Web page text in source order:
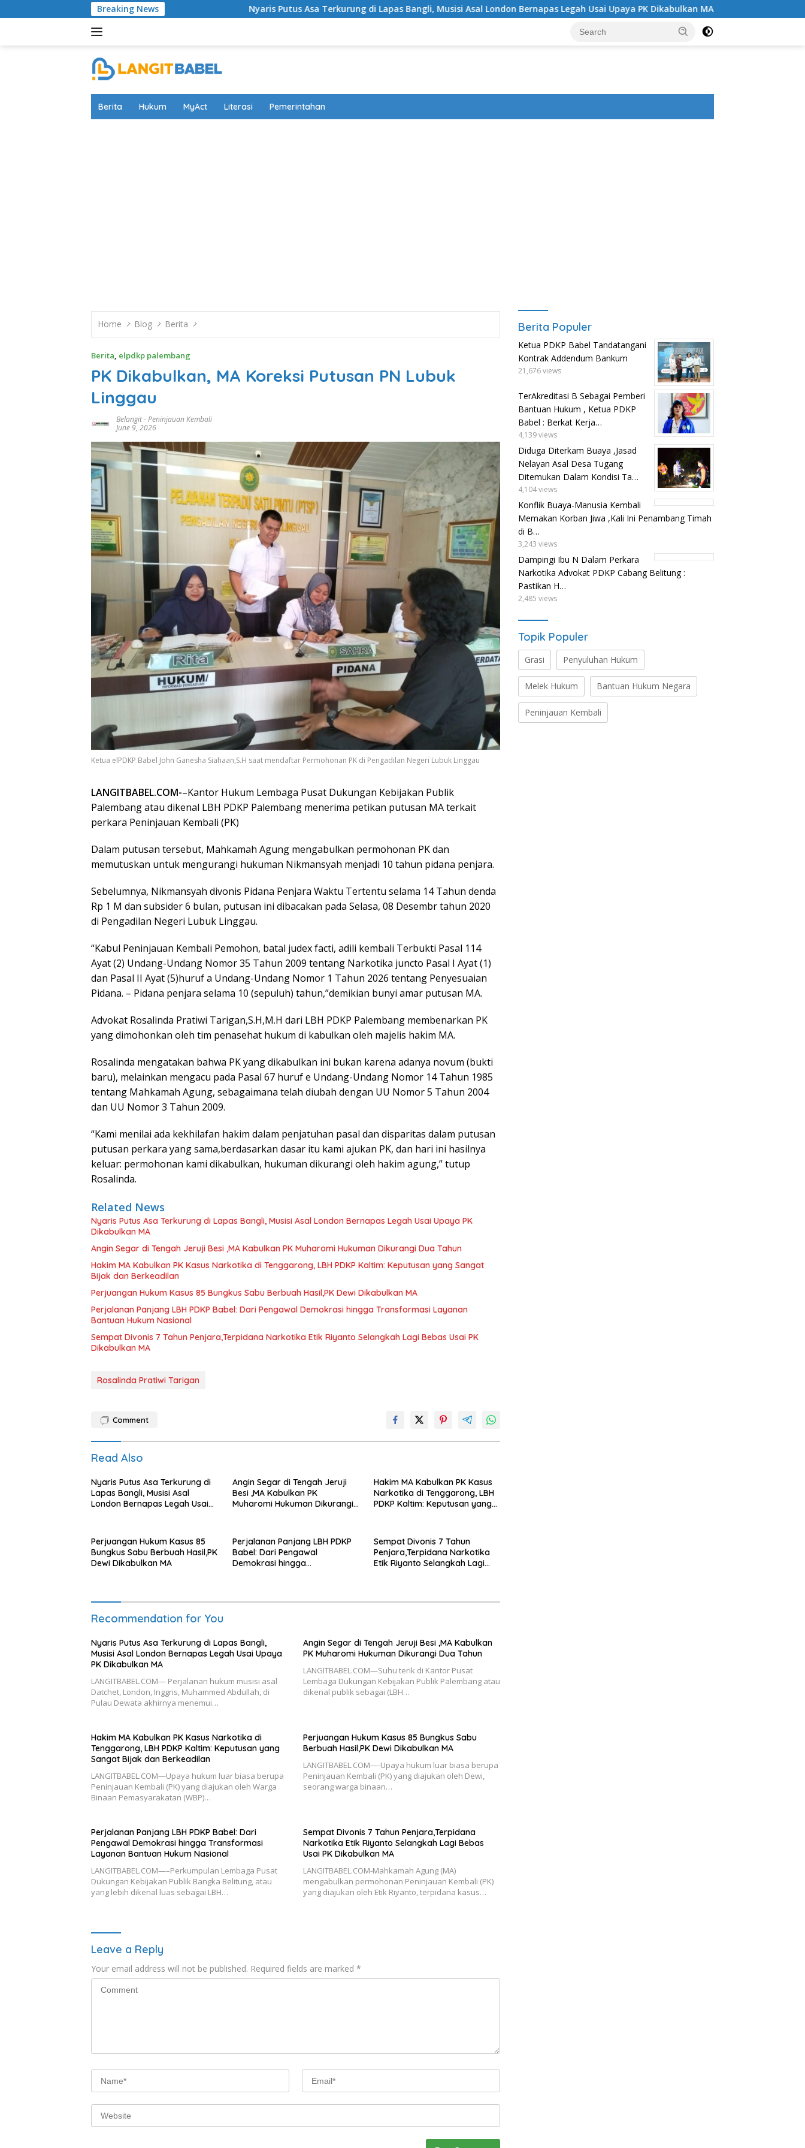
to
Breaking News Nyaris Putus Asa Terkurung di Lapas Bangli, Musisi Asal London Bernapas Legah Usai Upaya PK Dikabulkan MA Angin Segar di Tengah Jeruji
Berita Hukum MyAct Literasi Pemerintahan
Home Blog Berita
Berita, elpdkp palembang
PK Dikabulkan, MA Koreksi Putusan PN Lubuk
Linggau
Belangit-Peninjauan Kembali
June 9, 2026
Ketua elPDKP Babel John Ganesha Siahaan,S.H saat mendaftar Permohonan PK di Pengadilan Negeri Lubuk Linggau
LANGITBABEL.COM-–Kantor Hukum Lembaga Pusat Dukungan Kebijakan Publik
Palembang atau dikenal LBH PDKP Palembang menerima petikan putusan MA terkait
perkara Peninjauan Kembali (PK)
Dalam putusan tersebut, Mahkamah Agung mengabulkan permohonan PK dan
memutuskan untuk mengurangi hukuman Nikmansyah menjadi 10 tahun pidana penjara.
Sebelumnya, Nikmansyah divonis Pidana Penjara Waktu Tertentu selama 14 Tahun denda
Rp 1 M dan subsider 6 bulan, putusan ini dibacakan pada Selasa, 08 Desembr tahun 2020
di Pengadilan Negeri Lubuk Linggau.
“Kabul Peninjauan Kembali Pemohon, batal judex facti, adili kembali Terbukti Pasal 114
Ayat (2) Undang-Undang Nomor 35 Tahun 2009 tentang Narkotika juncto Pasal I Ayat (1)
dan Pasal II Ayat (5)huruf a Undang-Undang Nomor 1 Tahun 2026 tentang Penyesuaian
Pidana. – Pidana penjara selama 10 (sepuluh) tahun,”demikian bunyi amar putusan MA.
Advokat Rosalinda Pratiwi Tarigan,S.H,M.H dari LBH PDKP Palembang membenarkan PK
yang dimohonkan oleh tim penasehat hukum di kabulkan oleh majelis hakim MA.
‎Rosalinda mengatakan bahwa PK yang dikabulkan ini bukan karena adanya novum (bukti
baru), melainkan mengacu pada Pasal 67 huruf e Undang-Undang Nomor 14 Tahun 1985
tentang Mahkamah Agung, sebagaimana telah diubah dengan UU Nomor 5 Tahun 2004
dan UU Nomor 3 Tahun 2009.
“Kami menilai ada kekhilafan hakim dalam penjatuhan pasal dan disparitas dalam putusan
putusan perkara yang sama,berdasarkan dasar itu kami ajukan PK, dan hari ini hasilnya
keluar: permohonan kami dikabulkan, hukuman dikurangi oleh hakim agung,” tutup
Rosalinda.
Related News
Nyaris Putus Asa Terkurung di Lapas Bangli, Musisi Asal London Bernapas Legah Usai Upaya PK
Dikabulkan MA
Angin Segar di Tengah Jeruji Besi ,MA Kabulkan PK Muharomi Hukuman Dikurangi Dua Tahun
Hakim MA Kabulkan PK Kasus Narkotika di Tenggarong, LBH PDKP Kaltim: Keputusan yang Sangat
Bijak dan Berkeadilan
Perjuangan Hukum Kasus 85 Bungkus Sabu Berbuah Hasil,PK Dewi Dikabulkan MA
Perjalanan Panjang LBH PDKP Babel: Dari Pengawal Demokrasi hingga Transformasi Layanan
Bantuan Hukum Nasional
Sempat Divonis 7 Tahun Penjara,Terpidana Narkotika Etik Riyanto Selangkah Lagi Bebas Usai PK
Dikabulkan MA
Rosalinda Pratiwi Tarigan
Comment
Read Also
Nyaris Putus Asa Terkurung di
Lapas Bangli, Musisi Asal
London Bernapas Legah Usai
Angin Segar di Tengah Jeruji
Besi ,MA Kabulkan PK
Muharomi Hukuman Dikurangi
Hakim MA Kabulkan PK Kasus
Narkotika di Tenggarong, LBH
PDKP Kaltim: Keputusan yang
Perjuangan Hukum Kasus 85
Bungkus Sabu Berbuah Hasil,PK
Dewi Dikabulkan MA
Perjalanan Panjang LBH PDKP
Babel: Dari Pengawal
Demokrasi hingga
Sempat Divonis 7 Tahun
Penjara,Terpidana Narkotika
Etik Riyanto Selangkah Lagi
Recommendation for You
Nyaris Putus Asa Terkurung di Lapas Bangli,
Musisi Asal London Bernapas Legah Usai Upaya
PK Dikabulkan MA
LANGITBABEL.COM— Perjalanan hukum musisi asal
Datchet, London, Inggris, Muhammed Abdullah, di
Pulau Dewata akhirnya menemui…
Angin Segar di Tengah Jeruji Besi ,MA Kabulkan
PK Muharomi Hukuman Dikurangi Dua Tahun
LANGITBABEL.COM—Suhu terik di Kantor Pusat
Lembaga Dukungan Kebijakan Publik Palembang atau
dikenal publik sebagai (LBH…
Hakim MA Kabulkan PK Kasus Narkotika di
Tenggarong, LBH PDKP Kaltim: Keputusan yang
Sangat Bijak dan Berkeadilan
LANGITBABEL.COM—Upaya hukum luar biasa berupa
Peninjauan Kembali (PK) yang diajukan oleh Warga
Binaan Pemasyarakatan (WBP)…
Perjuangan Hukum Kasus 85 Bungkus Sabu
Berbuah Hasil,PK Dewi Dikabulkan MA
LANGITBABEL.COM—-Upaya hukum luar biasa berupa
Peninjauan Kembali (PK) yang diajukan oleh Dewi,
seorang warga binaan…
Perjalanan Panjang LBH PDKP Babel: Dari
Pengawal Demokrasi hingga Transformasi
Layanan Bantuan Hukum Nasional
LANGITBABEL.COM—–Perkumpulan Lembaga Pusat
Dukungan Kebijakan Publik Bangka Belitung, atau
yang lebih dikenal luas sebagai LBH…
Sempat Divonis 7 Tahun Penjara,Terpidana
Narkotika Etik Riyanto Selangkah Lagi Bebas
Usai PK Dikabulkan MA
LANGITBABEL.COM-Mahkamah Agung (MA)
mengabulkan permohonan Peninjauan Kembali (PK)
yang diajukan oleh Etik Riyanto, terpidana kasus…
Leave a Reply
Your email address will not be published. Required fields are marked *
Berita Populer
Ketua PDKP Babel Tandatangani
Kontrak Addendum Bankum
21,676 views
TerAkreditasi B Sebagai Pemberi
Bantuan Hukum , Ketua PDKP
Babel : Berkat Kerja…
4,139 views
Diduga Diterkam Buaya ,Jasad
Nelayan Asal Desa Tugang
Ditemukan Dalam Kondisi Ta…
4,104 views
Konflik Buaya-Manusia Kembali
Memakan Korban Jiwa ,Kali Ini Penambang Timah
di B…
3,243 views
Dampingi Ibu N Dalam Perkara
Narkotika Advokat PDKP Cabang Belitung :
Pastikan H…
2,485 views
Topik Populer
Grasi Penyuluhan Hukum
Melek Hukum Bantuan Hukum Negara
Peninjauan Kembali